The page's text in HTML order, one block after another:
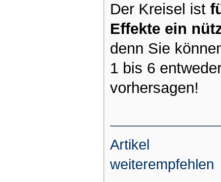
Der Kreisel ist
Effekte ein
denn Sie
1 bis 6
vorhersagen!
Artikel
weiterempfehlen